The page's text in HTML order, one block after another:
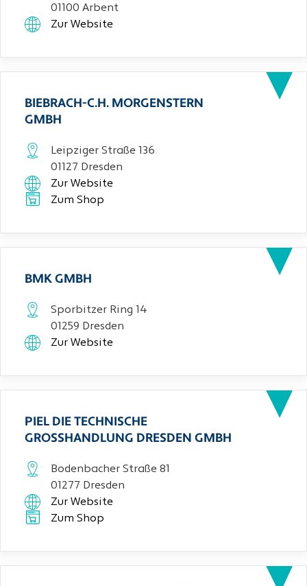
01100 Arbent
Zur Website
BIEBRACH-C.H. MORGENSTERN
GMBH
Leipziger Straße 136
01127 Dresden
Zur Website
Zum Shop
BMK GMBH
Sporbitzer Ring 14
01259 Dresden
Zur Website
PIEL DIE TECHNISCHE
GROSSHANDLUNG DRESDEN GMBH
Bodenbacher Straße 81
01277 Dresden
Zur Website
Zum Shop